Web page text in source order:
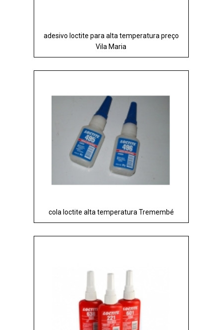
adesivo loctite para alta temperatura preço
Vila Maria
cola loctite alta temperatura Tremembé